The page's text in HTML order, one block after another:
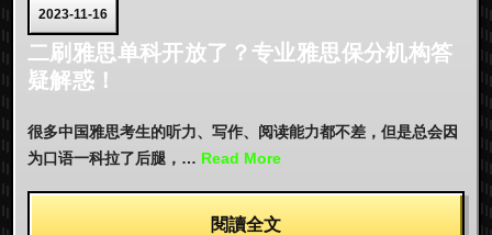
2023-11-16
二刷雅思单科开放了？专业雅思保分机构答
疑解惑！
很多中国雅思考生的听力、写作、阅读能力都不差，但是总会因
为口语一科拉了后腿，… Read More
閱讀全文